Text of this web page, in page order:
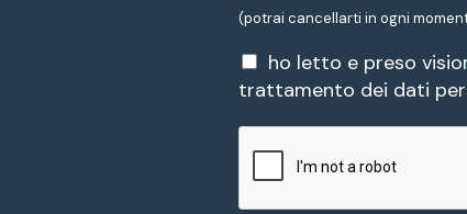
(potrai cancellarti in ogni
P
r
v
ho letto e preso
trattamento dei dati